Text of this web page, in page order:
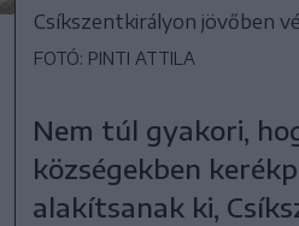
Csíkszentkirályon jövőben
FOTÓ: PINTI ATTILA
Nem túl gyakori,
községekben
alakítsanak ki,